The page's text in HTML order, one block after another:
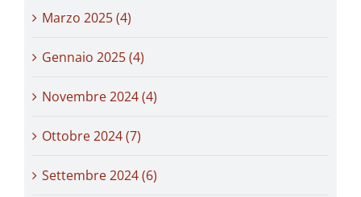
Marzo 2025 (4)
Gennaio 2025 (4)
Novembre 2024 (4)
Ottobre 2024 (7)
Settembre 2024 (6)